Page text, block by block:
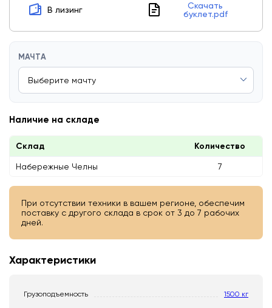
В лизинг
Скачать
буклет.pdf
МАЧТА
Наличие на складе
Склад Количество
Набережные Челны 7
При отсутствии техники в вашем регионе, обеспечим
поставку с другого склада в срок от 3 до 7 рабочих
дней.
Характеристики
Грузоподъемность 1500 кг